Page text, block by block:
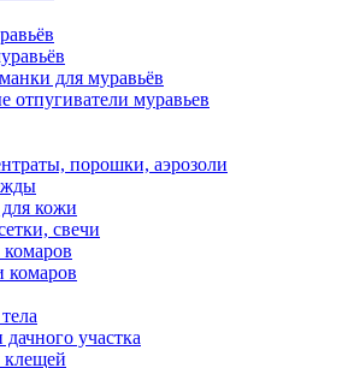
для муравьёв
отпугиватели муравьев
порошки, аэрозоли
кожи
свечи
комаров
участка
клещей